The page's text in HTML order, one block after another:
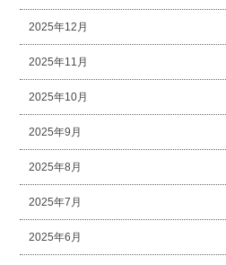
2025年12月
2025年11月
2025年10月
2025年9月
2025年8月
2025年7月
2025年6月